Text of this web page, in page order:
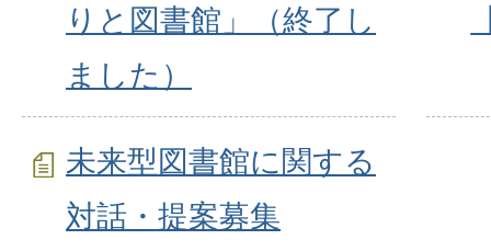
りと図書館」（終了し
ました）
未来型図書館に関する
対話・提案募集